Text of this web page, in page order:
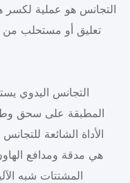
التجانس هو عملية لكسر
تعليق أو مستحلب من
التجانس اليدوي
المطبقة على سحق
الأداة الشائعة
هي مدقة ومدافع
المشتتات شبه